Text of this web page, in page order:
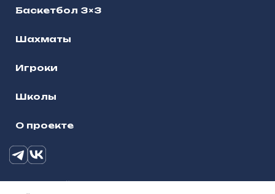
Баскетбол 3×3
Шахматы
Игроки
Школы
О проекте
О школьной лиге